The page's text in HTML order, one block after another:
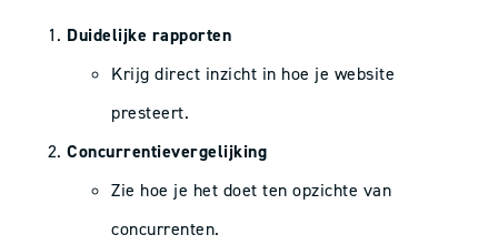
Duidelijke rapporten
Krijg direct inzicht in hoe je website
presteert.
Concurrentievergelijking
Zie hoe je het doet ten opzichte van
concurrenten.